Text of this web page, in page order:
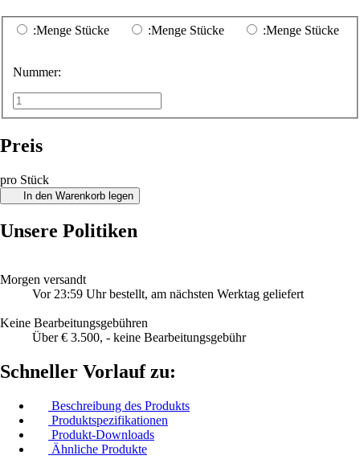
:Menge Stücke :Menge Stücke :Menge Stücke
Nummer:
Preis
pro Stück
In den Warenkorb legen
Unsere Politiken
Morgen versandt
Vor 23:59 Uhr bestellt, am nächsten Werktag geliefert
Keine Bearbeitungsgebühren
Über € 3.500, - keine Bearbeitungsgebühr
Schneller Vorlauf zu:
Beschreibung des Produkts
Produktspezifikationen
Produkt-Downloads
Ähnliche Produkte